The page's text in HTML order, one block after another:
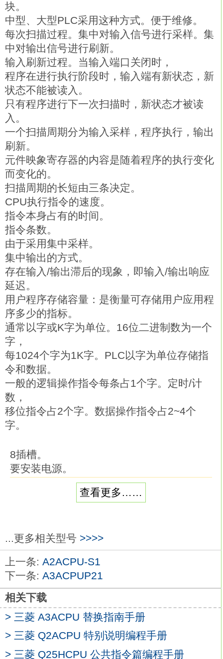
块。
中型、大型PLC采用这种方式。便于维修。
每次扫描过程。集中对输入信号进行采样。集
中对输出信号进行刷新。
输入刷新过程。当输入端口关闭时，
程序在进行执行阶段时，输入端有新状态，新
状态不能被读入。
只有程序进行下一次扫描时，新状态才被读
入。
一个扫描周期分为输入采样，程序执行，输出
刷新。
元件映象寄存器的内容是随着程序的执行变化
而变化的。
扫描周期的长短由三条决定。
CPU执行指令的速度。
指令本身占有的时间。
指令条数。
由于采用集中采样。
集中输出的方式。
存在输入/输出滞后的现象，即输入/输出响应
延迟。
用户程序存储容量：是衡量可存储用户应用程
序多少的指标。
通常以字或K字为单位。16位二进制数为一个
字，
每1024个字为1K字。PLC以字为单位存储指
令和数据。
一般的逻辑操作指令每条占1个字。定时/计
数，
移位指令占2个字。数据操作指令占2~4个
字。
8插槽。
要安装电源。
用于Q4AR电源双工用。
开关量控制的目的是，
使PLC产生相应的开关量输出，
以使系统能按一定的顺序工作三菱
A3ACPU。
所以，有时也称其为顺序控制。
而顺序控制又分为手动、半自动或自动。
而采用的控制原则有分散、集中与混合控制
三种A3ACPU
每次扫描过程。集中对输入信号进行采样。
集中对输出信号进行刷新。
查看更多……
...更多相关型号 >>>>
上一条: A2ACPU-S1
下一条: A3ACPUP21
相关下载
> 三菱 A3ACPU 替换指南手册
> 三菱 Q2ACPU 特别说明编程手册
> 三菱 Q25HCPU 公共指令篇编程手册